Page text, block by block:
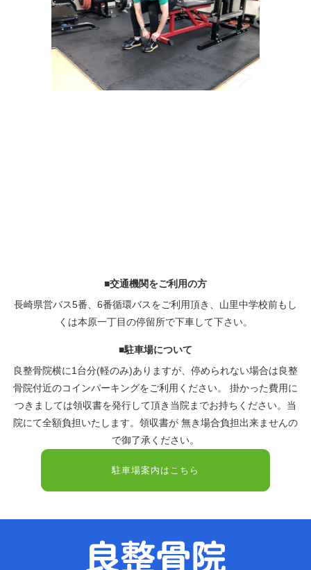
■交通機関をご利用の方
長崎県営バス5番、6番循環バスをご利用頂き、山里中学校前もし
くは本原一丁目の停留所で下車して下さい。
■駐車場について
良整骨院横に1台分(軽のみ)ありますが、停められない場合は良整
骨院付近のコインパーキングをご利用ください。 掛かった費用に
つきましては領収書を発行して頂き当院までお持ちください。当
院にて全額負担いたします。領収書が 無き場合負担出来ませんの
で御了承ください。
駐車場案内はこちら